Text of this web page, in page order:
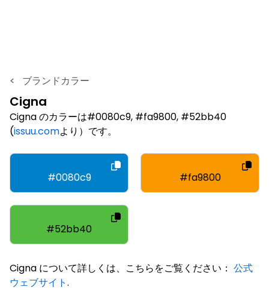
< ブランドカラー
Cigna
Cigna のカラーは#0080c9, #fa9800, #52bb40
(issuu.comより）です。
#0080c9 #fa9800
#52bb40
Cigna について詳しくは、こちらをご覧ください： 公式
ウェブサイト.